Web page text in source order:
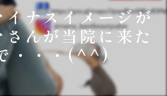
イナスイメージが
んが当院に来た
・・・(^^)